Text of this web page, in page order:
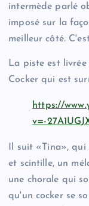
intermède parlé
imposé sur la
meilleur côté.
La piste est
Cocker qui est
https://
v=-
Il suit «Tina»,
et scintille, un
une chorale qui
qu'un cocker se